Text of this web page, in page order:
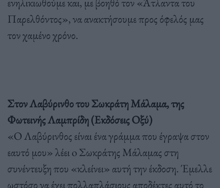
Παρελθόντος», να ανακτήσουμε προς όφελός μας
τον χαμένο χρόνο.
Στον Λαβύρινθο του Σωκράτη Μάλαμα, της
Φωτεινής Λαμπρίδη (Εκδόσεις Οξύ)
«Ο Λαβύρινθος είναι ένα γράμμα που έγραψα στον
εαυτό μου» λέει o Σωκράτης Μάλαμας στη
συνέντευξη που «κλείνει» αυτή την έκδοση. Έμελλε
ωστόσο να έχει πολλαπλάσιους αποδέκτες αυτό το